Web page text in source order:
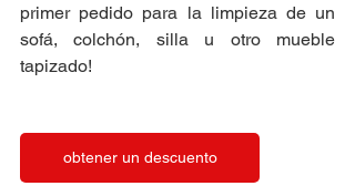
primer pedido para la limpieza de un
sofá, colchón, silla u otro mueble
tapizado!
obtener un descuento